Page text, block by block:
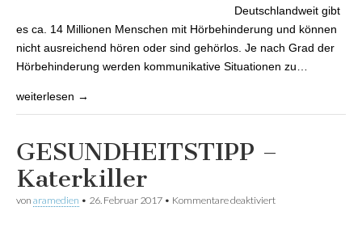
Deutschlandweit gibt
es ca. 14 Millionen Menschen mit Hörbehinderung und können
nicht ausreichend hören oder sind gehörlos. Je nach Grad der
Hörbehinderung werden kommunikative Situationen zu…
weiterlesen →
GESUNDHEITSTIPP –
Katerkiller
von aramedien • 26. Februar 2017 • Kommentare deaktiviert